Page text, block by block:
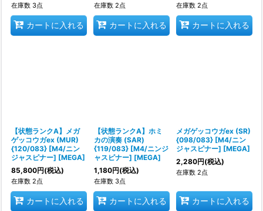
在庫数 3点
カートに入れる
在庫数 2点
カートに入れる
在庫数 2点
カートに入れる
【状態ランクA】メガ
ゲッコウガex (MUR)
{120/083} [M4/ニン
ジャスピナー] [MEGA]
85,800円(税込)
在庫数 2点
カートに入れる
【状態ランクA】ホミ
カの演奏 (SAR)
{119/083} [M4/ニンジ
ャスピナー] [MEGA]
1,180円(税込)
在庫数 3点
カートに入れる
メガゲッコウガex (SR)
{098/083} [M4/ニン
ジャスピナー] [MEGA]
2,280円(税込)
在庫数 2点
カートに入れる